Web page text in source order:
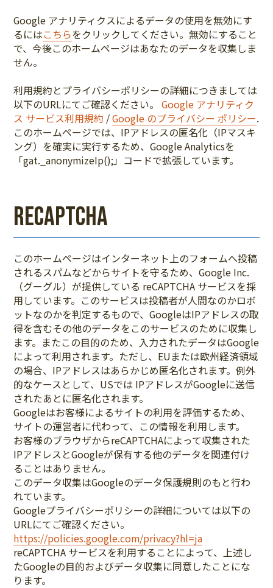
Google アナリティクスによるデータの使用を無効にす
るにはこちらをクリックしてください。無効にすること
で、今後このホームページはあなたのデータを収集しま
せん。
利用規約とプライバシーポリシーの詳細につきましては
以下のURLにてご確認ください。Google アナリティク
ス サービス利用規約 /Google のプライバシー ポリシー.
このホームページでは、IPアドレスの匿名化（IPマスキ
ング）を確実に実行するため、Google Analyticsを
「gat._anonymizeIp();」コードで拡張しています。
reCAPTCHA
このホームページはインターネット上のフォームへ投稿
されるスパムなどからサイトを守るため、Google Inc.
（グーグル）が提供している reCAPTCHA サービスを採
用しています。このサービスは投稿者が人間なのかロボ
ットなのかを判定するもので、GoogleはIPアドレスの取
得を含むその他のデータをこのサービスのために収集し
ます。またこの目的のため、入力されたデータはGoogle
によって利用されます。ただし、EUまたは欧州経済領域
の場合、IPアドレスはあらかじめ匿名化されます。例外
的なケースとして、USでは IPアドレスがGoogleに送信
されたあとに匿名化されます。
Googleはお客様によるサイトの利用を評価するため、
サイトの運営者に代わって、この情報を利用します。
お客様のブラウザからreCAPTCHAによって収集された
IPアドレスとGoogleが保有する他のデータを関連付け
ることはありません。
このデータ収集はGoogleのデータ保護規則のもと行わ
れています。
Googleプライバシーポリシーの詳細については以下の
URLにてご確認ください。
https://policies.google.com/privacy?hl=ja
reCAPTCHA サービスを利用することによって、上述し
たGoogleの目的およびデータ収集に同意したことにな
ります。